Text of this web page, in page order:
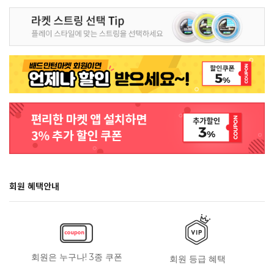
회원 혜택안내
회원은 누구나! 3종 쿠폰 회원 등급 혜택